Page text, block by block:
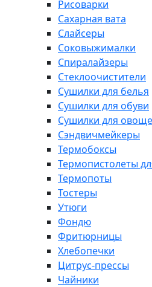
Рисоварки
Сахарная вата
Слайсеры
Соковыжималки
Спиралайзеры
Стеклоочистители
Сушилки для белья
Сушилки для обуви
Сушилки для
Сэндвичмейкеры
Термобоксы
Термопистолеты
Термопоты
Тостеры
Утюги
Фондю
Фритюрницы
Хлебопечки
Цитрус-прессы
Чайники